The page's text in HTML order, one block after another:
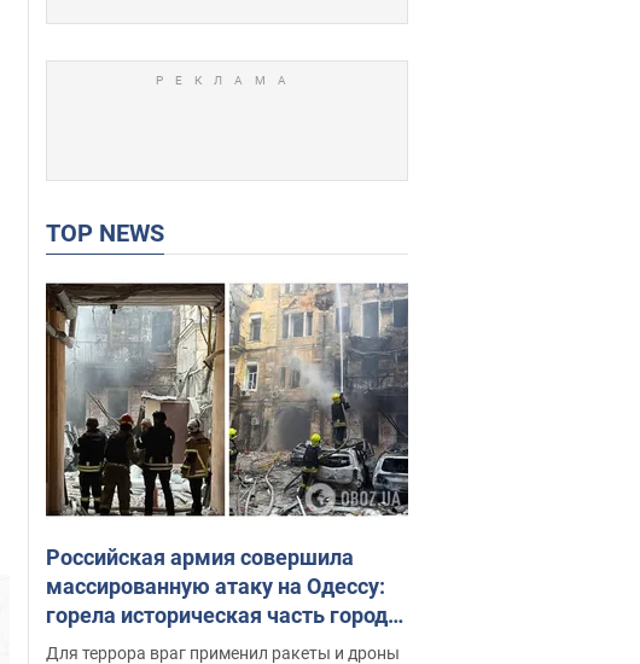
TOP NEWS
Российская армия совершила
массированную атаку на Одессу:
горела историческая часть города,
есть пострадавшие. Фото и видео
Для террора враг применил ракеты и дроны